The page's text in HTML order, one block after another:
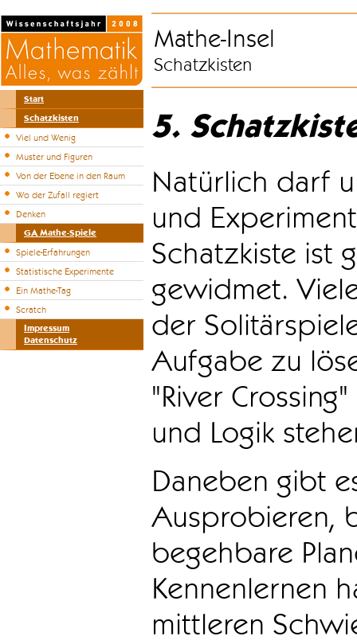
Start
Schatzkisten
Viel und Wenig
Muster und Figuren
Von der Ebene in den Raum
Wo der Zufall regiert
Denken
GA Mathe-Spiele
Spiele-Erfahrungen
Statistische Experimente
Ein Mathe-Tag
Scratch
Impressum
Datenschutz
Mathe-Insel
Schatzkisten
5.
Natürlich darf
und
Schatzkiste ist
gewidmet.
der
Aufgabe zu
"River
und Logik
Daneben gibt
Ausprobieren,
begehbare
Kennenlernen
mittleren